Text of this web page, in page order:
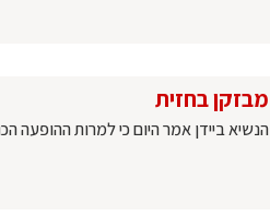
מבזקן בחזית
הנשיא ביידן אמר היום כי למרות